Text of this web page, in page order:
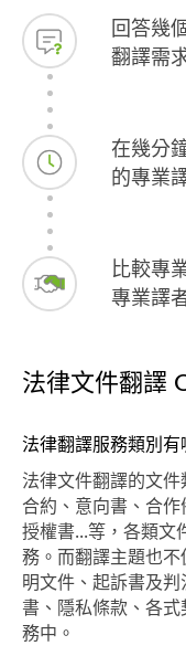
回答幾
翻譯需
在幾分
的專業
比較專
專業譯
法律文件翻譯
法律翻譯服務類別有
法律文件翻譯的文
合約、意向書、合
授權書...等，各類文
務。而翻譯主題也
明文件、起訴書及
書、隱私條款、各
務中。